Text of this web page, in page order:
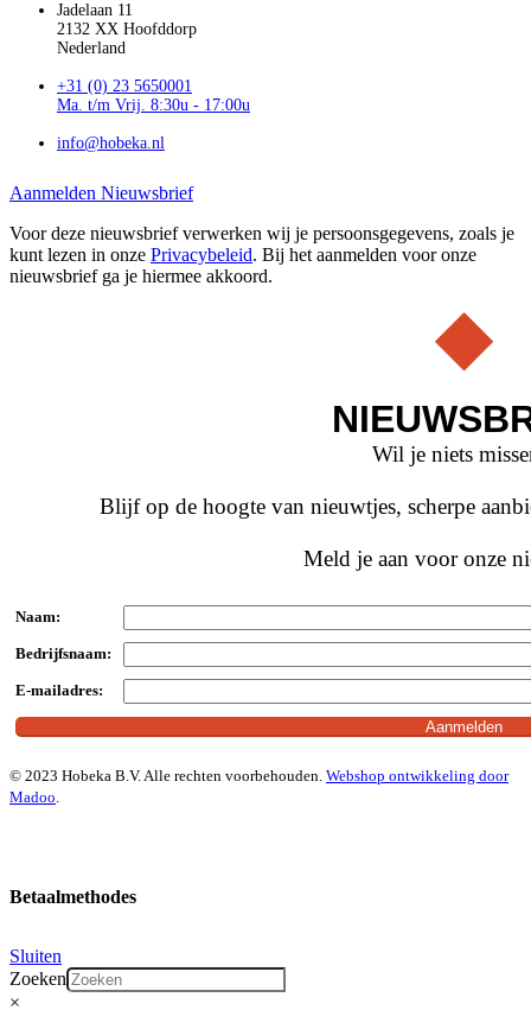
Jadelaan 11
2132 XX Hoofddorp
Nederland
+31 (0) 23 5650001
Ma. t/m Vrij. 8:30u - 17:00u
info@hobeka.nl
Aanmelden Nieuwsbrief
Voor deze nieuwsbrief verwerken wij je persoonsgegevens, zoals je
kunt lezen in onze Privacybeleid. Bij het aanmelden voor onze
nieuwsbrief ga je hiermee akkoord.
Wil je niets
Blijf op de hoogte van nieuwtjes, scherpe
Meld je aan voor onze
Naam:
Bedrijfsnaam:
E-mailadres:
© 2023 Hobeka B.V. Alle rechten voorbehouden. Webshop ontwikkeling door
Madoo.
Betaalmethodes
Sluiten
Zoeken
×